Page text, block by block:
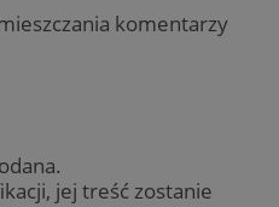
komentarzy
jej treść zostanie